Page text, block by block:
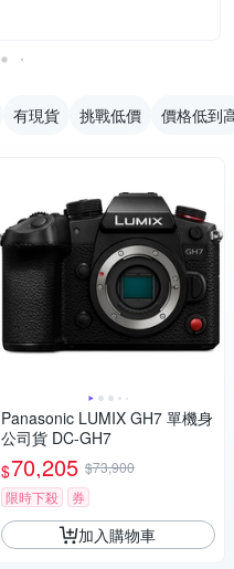
有現貨 挑戰低價 價格低到
Panasonic LUMIX GH7 單機身
公司貨 DC-GH7
$70,205 $73,900
限時下殺
券
加入購物車